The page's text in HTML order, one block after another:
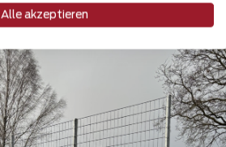
Alle akzeptieren